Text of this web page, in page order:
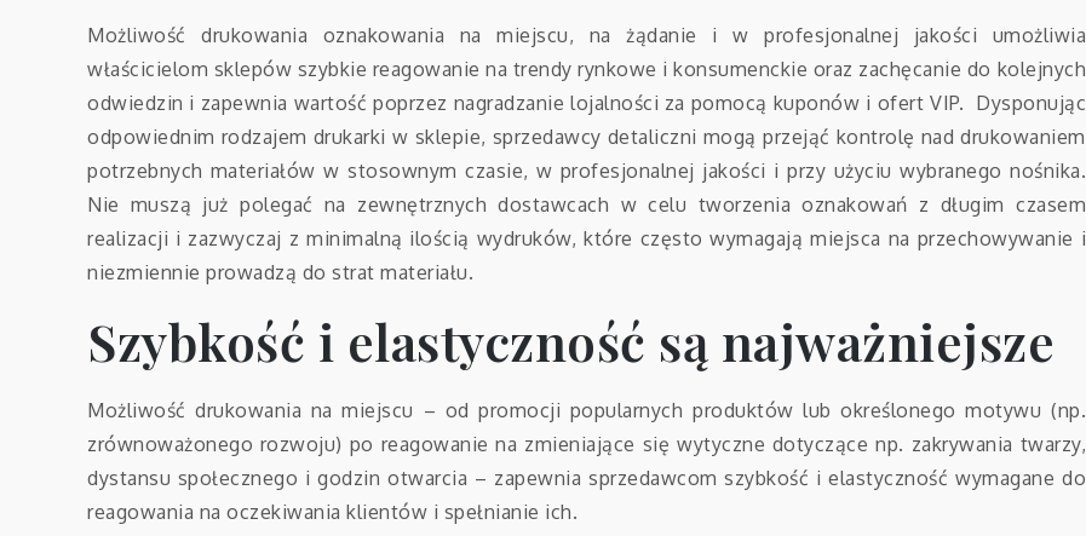
Możliwość drukowania oznakowania na miejscu, na żądanie i w profesjonalnej jakości umożliwia
właścicielom sklepów szybkie reagowanie na trendy rynkowe i konsumenckie oraz zachęcanie do kolejnych
odwiedzin i zapewnia wartość poprzez nagradzanie lojalności za pomocą kuponów i ofert VIP. Dysponując
odpowiednim rodzajem drukarki w sklepie, sprzedawcy detaliczni mogą przejąć kontrolę nad drukowaniem
potrzebnych materiałów w stosownym czasie, w profesjonalnej jakości i przy użyciu wybranego nośnika.
Nie muszą już polegać na zewnętrznych dostawcach w celu tworzenia oznakowań z długim czasem
realizacji i zazwyczaj z minimalną ilością wydruków, które często wymagają miejsca na przechowywanie i
niezmiennie prowadzą do strat materiału.
Szybkość i elastyczność są najważniejsze
Możliwość drukowania na miejscu – od promocji popularnych produktów lub określonego motywu (np.
zrównoważonego rozwoju) po reagowanie na zmieniające się wytyczne dotyczące np. zakrywania twarzy,
dystansu społecznego i godzin otwarcia – zapewnia sprzedawcom szybkość i elastyczność wymagane do
reagowania na oczekiwania klientów i spełnianie ich.